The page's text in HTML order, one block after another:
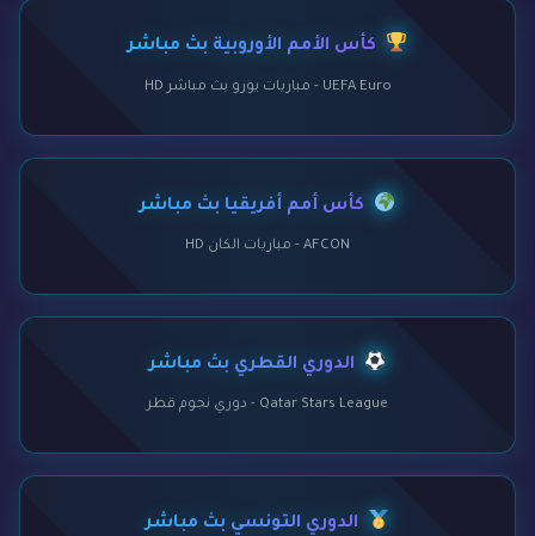
كأس الأمم الأوروبية بث مباشر
UEFA Euro - مباريات يورو بث مباشر HD
كأس أمم أفريقيا بث مباشر
AFCON - مباريات الكان HD
الدوري القطري بث مباشر
Qatar Stars League - دوري نجوم قطر
الدوري التونسي بث مباشر